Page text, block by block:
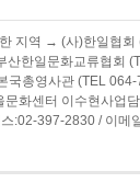
지역 → (사)한일협
산한일문화교류협회
국총영사관 (TEL
문화센터 이수현사업
:02-397-2830 / 이메